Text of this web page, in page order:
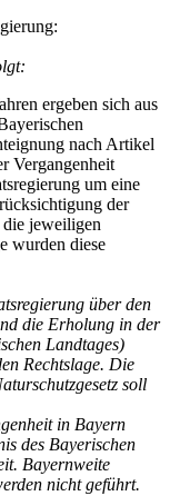
ergeben sich aus
nach Artikel
Vergangenheit
um eine
der
die jeweiligen
wurden diese
über den
die Erholung in der
Landtages)
Rechtslage. Die
soll
in Bayern
des Bayerischen
Bayernweite
nicht geführt.